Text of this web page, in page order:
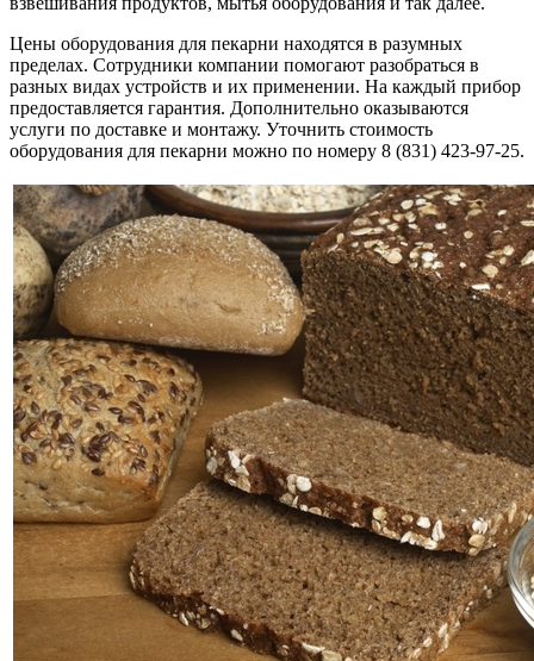
Цены оборудования для пекарни находятся в разумных
пределах. Сотрудники компании помогают разобраться в
разных видах устройств и их применении. На каждый прибор
предоставляется гарантия. Дополнительно оказываются
услуги по доставке и монтажу. Уточнить стоимость
оборудования для пекарни можно по номеру 8 (831) 423-97-25.